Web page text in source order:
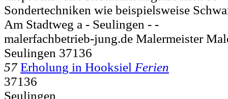
Sondertechniken wie beispielsweise
Am Stadtweg a - Seulingen - -
malerfachbetrieb-jung.de Malermeister
Seulingen 37136
57 Erholung in Hooksiel Ferien
37136
Seulingen